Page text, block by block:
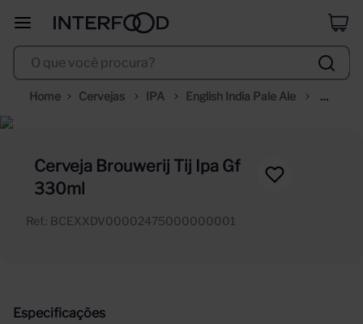
O que você procura?
Cervejas IPA English India Pale Ale Cerveja
Cerveja Brouwerij Tij Ipa Gf
330ml
Ref. : BCEXXDV00002475000000001
Especificações
º duff
corpus astral
10ºselección